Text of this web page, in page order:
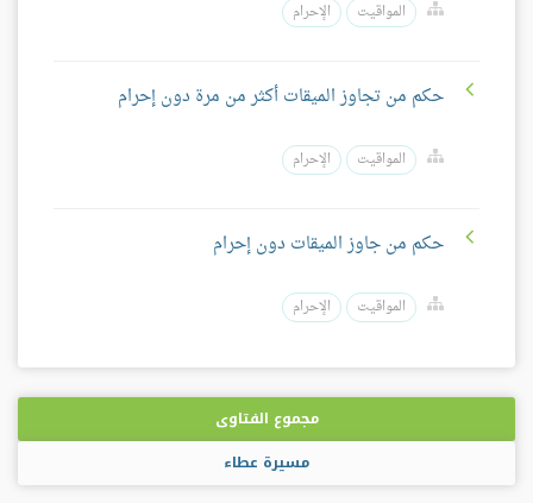
المواقيت الإحرام
حكم من تجاوز الميقات أكثر من مرة دون إحرام
المواقيت الإحرام
حكم من جاوز الميقات دون إحرام
المواقيت الإحرام
مجموع الفتاوى
مسيرة عطاء